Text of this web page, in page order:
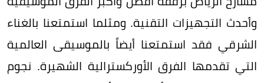
وأحدث التجهيزات التقنية. ومثلما استمتعنا بالغناء
الشرقي فقد استمتعنا أيضاً بالموسيقى العالمية
التي تقدمها الفرق الأوركسترالية الشهيرة. نجوم